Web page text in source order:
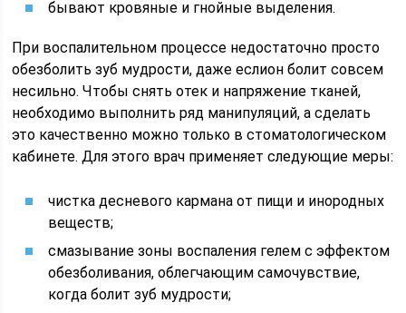
бывают кровяные и гнойные выделения.
При воспалительном процессе недостаточно просто
обезболить зуб мудрости, даже еслион болит совсем
несильно. Чтобы снять отек и напряжение тканей,
необходимо выполнить ряд манипуляций, а сделать
это качественно можно только в стоматологическом
кабинете. Для этого врач применяет следующие меры:
чистка десневого кармана от пищи и инородных
веществ;
смазывание зоны воспаления гелем с эффектом
обезболивания, облегчающим самочувствие,
когда болит зуб мудрости;